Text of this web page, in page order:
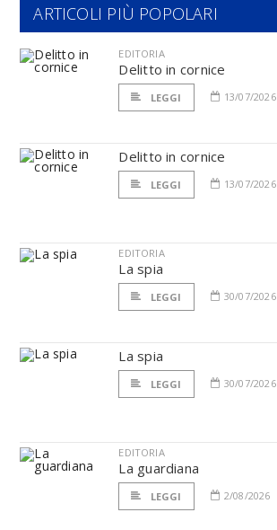
ARTICOLI PIÙ POPOLARI
EDITORIA
Delitto in cornice
LEGGI 13/07/2026
Delitto in cornice
LEGGI 13/07/2026
EDITORIA
La spia
LEGGI 30/07/2026
La spia
LEGGI 30/07/2026
EDITORIA
La guardiana
LEGGI 2/08/2026